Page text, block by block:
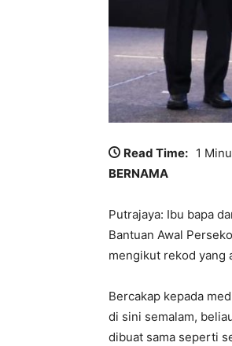
Read Time: 1
BERNAMA
Putrajaya: Ibu bapa
Bantuan Awal
mengikut rekod yang
Bercakap kepada
di sini semalam,
dibuat sama seperti